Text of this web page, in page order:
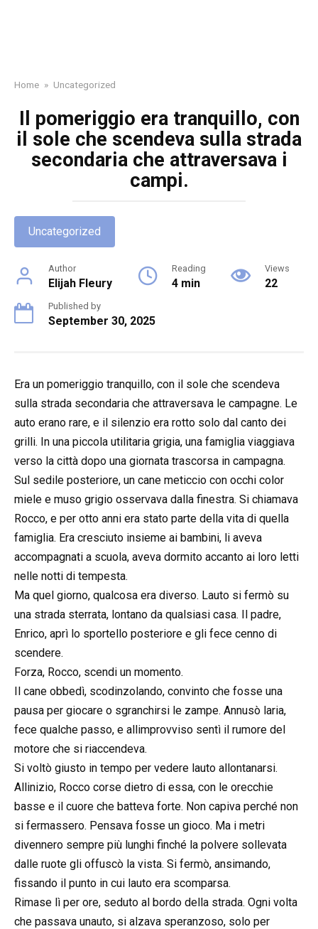
Home » Uncategorized
Il pomeriggio era tranquillo, con
il sole che scendeva sulla strada
secondaria che attraversava i
campi.
Uncategorized
Author
Elijah Fleury
Reading
4 min
Views
22
Published by
September 30, 2025
Era un pomeriggio tranquillo, con il sole che scendeva
sulla strada secondaria che attraversava le campagne. Le
auto erano rare, e il silenzio era rotto solo dal canto dei
grilli. In una piccola utilitaria grigia, una famiglia viaggiava
verso la città dopo una giornata trascorsa in campagna.
Sul sedile posteriore, un cane meticcio con occhi color
miele e muso grigio osservava dalla finestra. Si chiamava
Rocco, e per otto anni era stato parte della vita di quella
famiglia. Era cresciuto insieme ai bambini, li aveva
accompagnati a scuola, aveva dormito accanto ai loro letti
nelle notti di tempesta.
Ma quel giorno, qualcosa era diverso. Lauto si fermò su
una strada sterrata, lontano da qualsiasi casa. Il padre,
Enrico, aprì lo sportello posteriore e gli fece cenno di
scendere.
Forza, Rocco, scendi un momento.
Il cane obbedì, scodinzolando, convinto che fosse una
pausa per giocare o sgranchirsi le zampe. Annusò laria,
fece qualche passo, e allimprovviso sentì il rumore del
motore che si riaccendeva.
Si voltò giusto in tempo per vedere lauto allontanarsi.
Allinizio, Rocco corse dietro di essa, con le orecchie
basse e il cuore che batteva forte. Non capiva perché non
si fermassero. Pensava fosse un gioco. Ma i metri
divennero sempre più lunghi finché la polvere sollevata
dalle ruote gli offuscò la vista. Si fermò, ansimando,
fissando il punto in cui lauto era scomparsa.
Rimase lì per ore, seduto al bordo della strada. Ogni volta
che passava unauto, si alzava speranzoso, solo per